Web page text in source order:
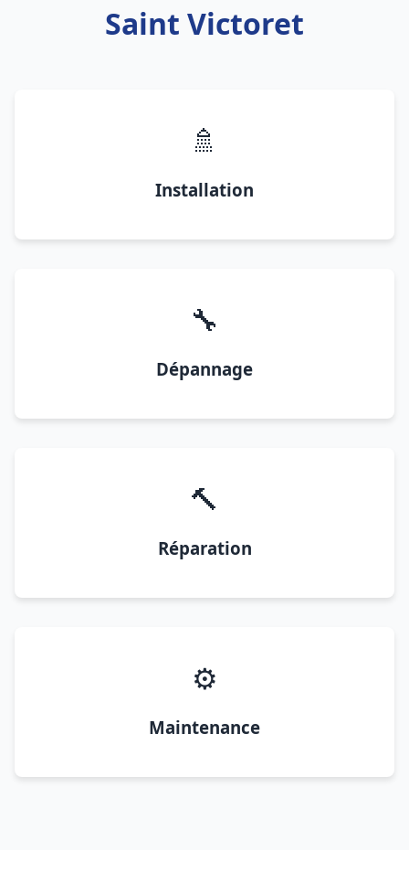
Saint Victoret
🚿
Installation
🔧
Dépannage
🔨
Réparation
⚙️
Maintenance